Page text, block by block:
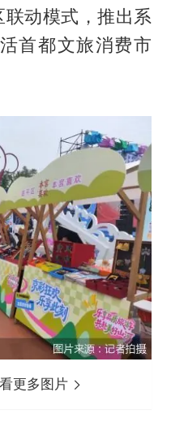
联动模式，推出系
首都文旅消费市
更多图片